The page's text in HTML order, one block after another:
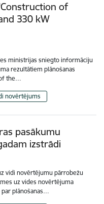
of
330 kW
ministrijas sniegto informāciju
rezultātiem plānošanas
the…
novērtējums
pasākumu
izstrādi
vidi novērtējumu pārrobežu
uz vides novērtējuma
plānošanas…